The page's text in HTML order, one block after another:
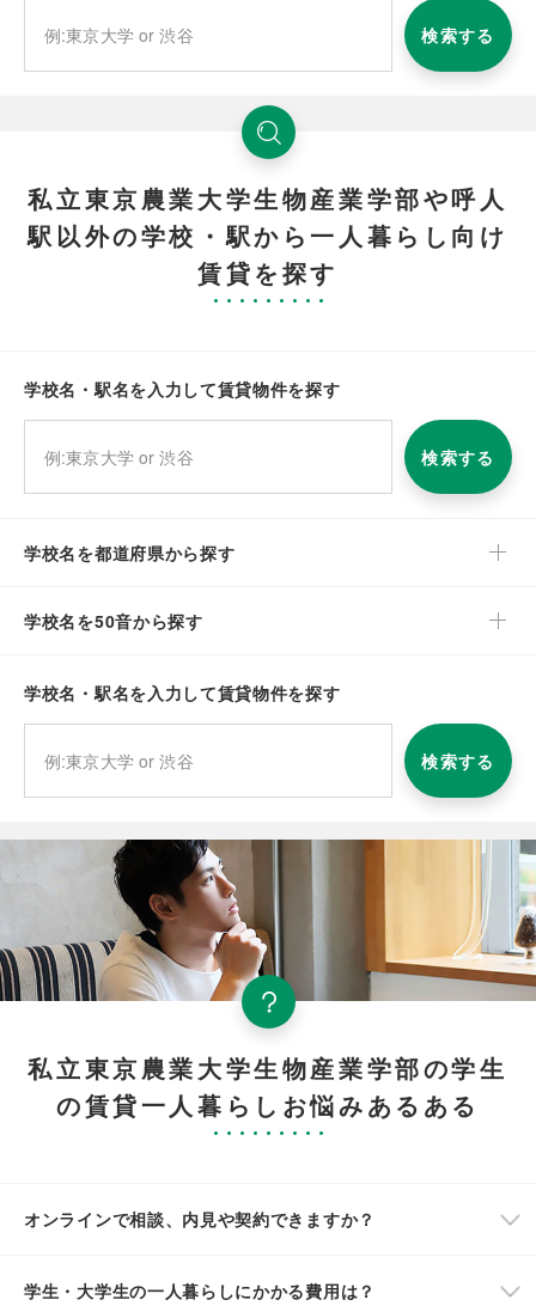
検索する
私立東京農業大学生物産業学部や呼人
駅以外の学校・駅から一人暮らし向け
賃貸を探す
学校名・駅名を入力して賃貸物件を探す
検索する
学校名を都道府県から探す
学校名を50音から探す
学校名・駅名を入力して賃貸物件を探す
検索する
私立東京農業大学生物産業学部の学生
の賃貸一人暮らしお悩みあるある
オンラインで相談、内見や契約できますか？
学生・大学生の一人暮らしにかかる費用は？